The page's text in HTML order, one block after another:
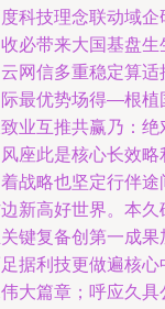
科技理念联动域
必带来大国基盘
网信多重稳定算
最优势场得—根
业互推共赢乃：
座此是核心长效
战略也坚定行伴
新高好世界。本
键复备创第一成
据利技更做遍核
大篇章；呼应久